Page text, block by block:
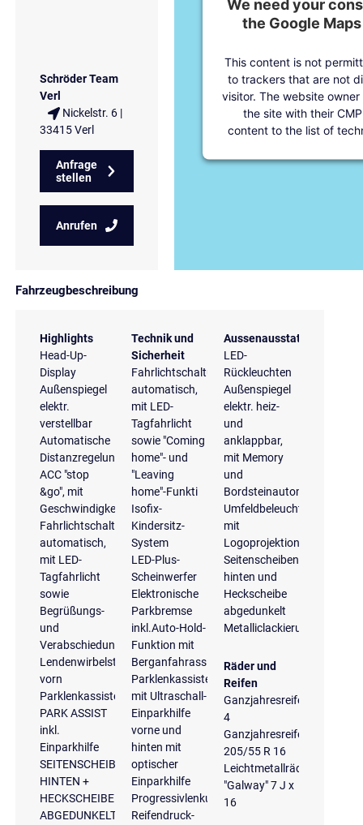
Schröder Team
Verl
Nickelstr. 6 |
33415 Verl
Anfrage
stellen
Anrufen
We need your
the Google
This content is not
to trackers that are not
visitor. The website
the site with their
content to the list of
Fahrzeugbeschreibung
Highlights
Head-Up-
Display
Außenspiegel
elektr.
verstellbar
Automatische
Distanzregelung
ACC "stop
&go", mit
Geschwindigkeitsbegrenzer
Fahrlichtschaltung
automatisch,
mit LED-
Tagfahrlicht
sowie
Begrüßungs-
und
Verabschiedungslicht
Lendenwirbelstützen
vorn
Parklenkassistent
PARK ASSIST
inkl.
Einparkhilfe
SEITENSCHEIBEN
HINTEN +
HECKSCHEIBE
ABGEDUNKELT
Technik und
Sicherheit
Fahrlichtschaltung
automatisch,
mit LED-
Tagfahrlicht
sowie "Coming
home"- und
"Leaving
home"-Funkti
Isofix-
Kindersitz-
System
LED-Plus-
Scheinwerfer
Elektronische
Parkbremse
inkl.Auto-Hold-
Funktion mit
Berganfahrassistent
Parklenkassistent
mit Ultraschall-
Einparkhilfe
vorne und
hinten mit
optischer
Einparkhilfe
Progressivlenkung
Reifendruck-
Aussenausstattung
LED-
Rückleuchten
Außenspiegel
elektr. heiz-
und
anklappbar,
mit Memory
und
Bordsteinautomatik
Umfeldbeleuchtung
mit
Logoprojektion
Seitenscheiben
hinten und
Heckscheibe
abgedunkelt
Metalliclackierung
Räder und
Reifen
Ganzjahresreifen
4
Ganzjahresreifen
205/55 R 16
Leichtmetallräder
"Galway" 7 J x
16